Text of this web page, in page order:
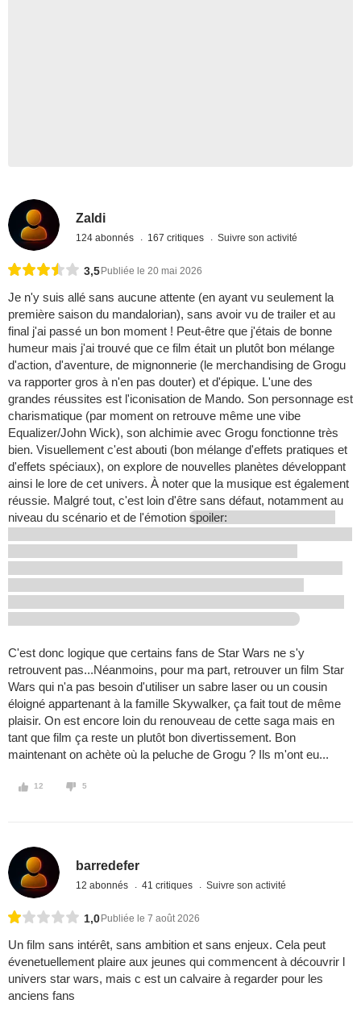
Zaldi
124 abonnés 167 critiques Suivre son activité
3,5 Publiée le 20 mai 2026
Je n'y suis allé sans aucune attente (en ayant vu seulement la
première saison du mandalorian), sans avoir vu de trailer et au
final j'ai passé un bon moment ! Peut-être que j'étais de bonne
humeur mais j'ai trouvé que ce film était un plutôt bon mélange
d'action, d'aventure, de mignonnerie (le merchandising de Grogu
va rapporter gros à n'en pas douter) et d'épique. L'une des
grandes réussites est l'iconisation de Mando. Son personnage est
charismatique (par moment on retrouve même une vibe
Equalizer/John Wick), son alchimie avec Grogu fonctionne très
bien. Visuellement c'est abouti (bon mélange d'effets pratiques et
d'effets spéciaux), on explore de nouvelles planètes développant
ainsi le lore de cet univers. À noter que la musique est également
réussie. Malgré tout, c'est loin d'être sans défaut, notamment au
niveau du scénario et de l'émotion spoiler:
C'est donc logique que certains fans de Star Wars ne s'y
retrouvent pas...Néanmoins, pour ma part, retrouver un film Star
Wars qui n'a pas besoin d'utiliser un sabre laser ou un cousin
éloigné appartenant à la famille Skywalker, ça fait tout de même
plaisir. On est encore loin du renouveau de cette saga mais en
tant que film ça reste un plutôt bon divertissement. Bon
maintenant on achète où la peluche de Grogu ? Ils m'ont eu...
12 5
barredefer
12 abonnés 41 critiques Suivre son activité
1,0 Publiée le 7 août 2026
Un film sans intérêt, sans ambition et sans enjeux. Cela peut
évenetuellement plaire aux jeunes qui commencent à découvrir l
univers star wars, mais c est un calvaire à regarder pour les
anciens fans